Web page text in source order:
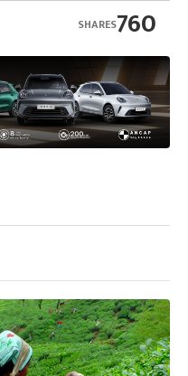
760
SHARES